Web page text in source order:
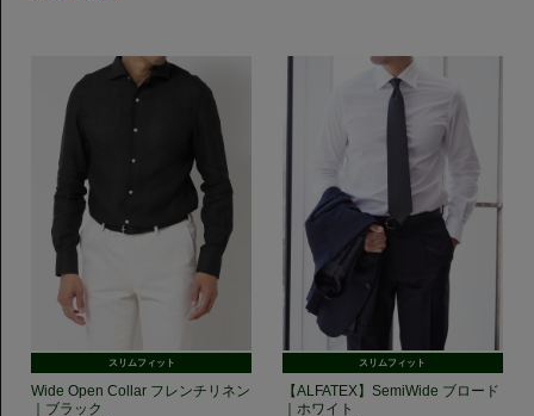
スリムフィット
Wide Open Collar フレンチリネン
｜ブラック
スリムフィット
【ALFATEX】SemiWide ブロード
｜ホワイト